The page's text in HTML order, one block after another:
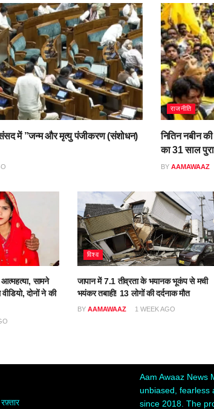
में ”जन्म और मृत्यु पंजीकरण (संशोधन)
राजनीति
नितिन नबीन
का 31 साल
BY AAMAWAAZ
आत्महत्या, सामने
दोनों ने की
विश्व
जापान में 7.1 तीव्रता के भयानक भूकंप से मची
भयंकर तबाही! 13 लोगों की दर्दनाक मौत
BY AAMAWAAZ 1 WEEK AGO
Aam Awaaz News
unbiased, fearless
since 2018. The